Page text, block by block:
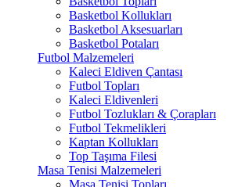
Basketbol Kollukları
Basketbol Aksesuarları
Basketbol Potaları
Futbol Malzemeleri
Kaleci Eldiven Çantası
Futbol Topları
Kaleci Eldivenleri
Futbol Tozlukları & Çorapları
Futbol Tekmelikleri
Kaptan Kollukları
Top Taşıma Filesi
Masa Tenisi Malzemeleri
Masa Tenisi Topları